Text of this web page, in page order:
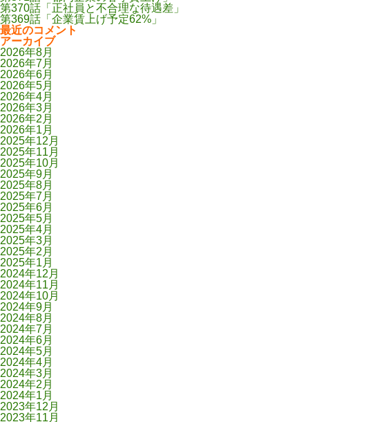
第370話「正社員と不合理な待遇差」
第369話「企業賃上げ予定62%」
最近のコメント
アーカイブ
2026年8月
2026年7月
2026年6月
2026年5月
2026年4月
2026年3月
2026年2月
2026年1月
2025年12月
2025年11月
2025年10月
2025年9月
2025年8月
2025年7月
2025年6月
2025年5月
2025年4月
2025年3月
2025年2月
2025年1月
2024年12月
2024年11月
2024年10月
2024年9月
2024年8月
2024年7月
2024年6月
2024年5月
2024年4月
2024年3月
2024年2月
2024年1月
2023年12月
2023年11月